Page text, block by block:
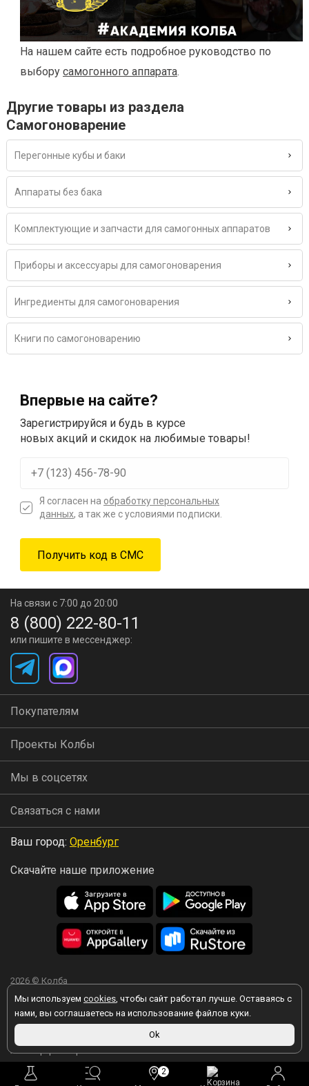
2
На нашем сайте есть подробное руководство по
выбору самогонного аппарата.
Другие товары из раздела
Самогоноварение
Перегонные кубы и баки
Аппараты без бака
Комплектующие и запчасти для самогонных аппаратов
Приборы и аксессуары для самогоноварения
Ингредиенты для самогоноварения
Книги по самогоноварению
Впервые на сайте?
Зарегистрируйся и будь в курсе
новых акций и скидок на любимые товары!
Я согласен на обработку персональных
данных, а так же с условиями подписки.
Мы используем cookies, чтобы сайт работал лучше. Оставаясь с
нами, вы соглашаетесь на использование файлов куки.
Ok
На связи с 7:00 до 20:00
8 (800) 222-80-11
или пишите в мессенджер:
Покупателям
Проекты Колбы
Мы в соцсетях
Связаться с нами
Ваш город: Оренбург
Скачайте наше приложение
2026 © Колба
Вы принимаете условия политики в отношении обработки
персональных данных
любой форме обратной связи на сайте kolba.ru.